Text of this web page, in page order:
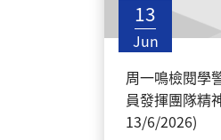
13
Jun
周一鳴檢閱學
員發揮團隊精
13/6/2026)